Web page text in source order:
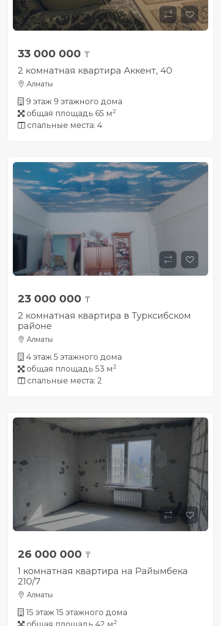
33 000 000 ₸
2 комнатная квартира Аккент, 40
Алматы
9 этаж 9 этажного дома
общая площадь 65 м2
спальные места: 4
23 000 000 ₸
2 комнатная квартира в Турксибском
районе
Алматы
4 этаж 5 этажного дома
общая площадь 53 м2
спальные места: 2
26 000 000 ₸
1 комнатная квартира на Райымбека
210/7
Алматы
15 этаж 15 этажного дома
2